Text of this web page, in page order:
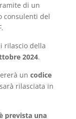
di un
consulenti del
rilascio della
2024.
un codice
rilasciata in
prevista una